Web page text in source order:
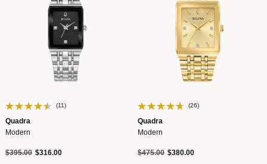
(11)
Quadra
Modern
Precio reducido de
$395.00a$316.00
(26)
Quadra
Modern
Precio reducido de
$475.00a$380.00